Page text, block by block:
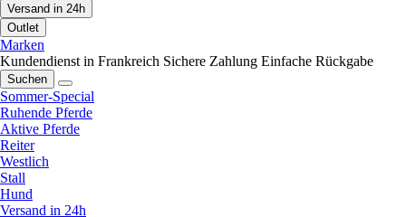
Versand in 24h
Outlet
Marken
Kundendienst in Frankreich Sichere Zahlung Einfache Rückgabe
Suchen
Sommer-Special
Ruhende Pferde
Aktive Pferde
Reiter
Westlich
Stall
Hund
Versand in 24h